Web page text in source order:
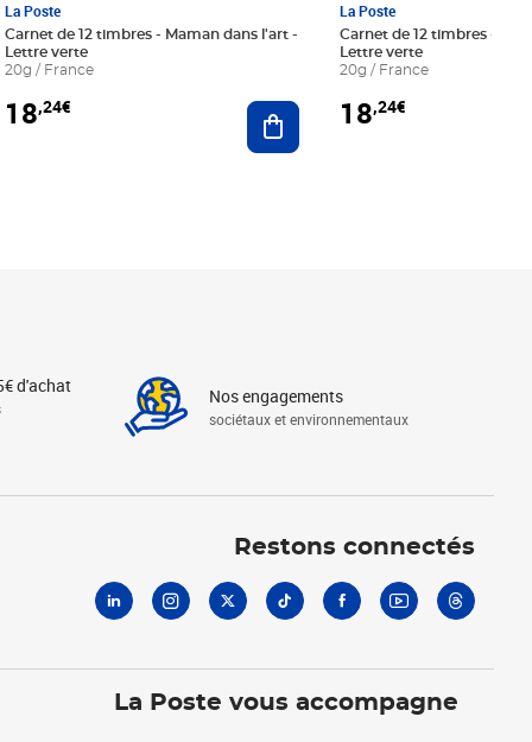
au panier
La Poste
Carnet de 12 timbres - Maman dans l'art -
Lettre verte
20g / France
18,24€ Ajouter au panier
La Poste
Carnet de 12 timbres - Le
Lettre verte
20g / France
18,24€
d'achat Nos engagements
sociétaux et environnementaux
Restons connectés
La Poste vous accompagne